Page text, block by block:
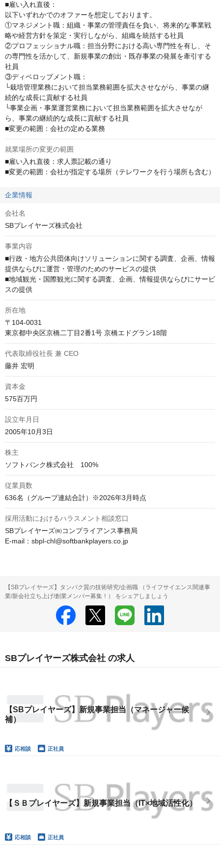
■雇い入れ直後：
以下いずれかでのオファーを想定しております。
①マネジメント職：組織・事業の管理責任を負い、将来的な事業戦
略や経営方針を策定・実行しながら、組織を統括する社員
②プロフェッショナル職：担当分野における高い専門性を有し、そ
の専門性を活かして、新規事業の創出・既存事業の発展を牽引する
社員
③ディベロップメント職：
└栽培管理業務において担当業務範囲を拡大させながら、事業の継
続的な成長に貢献する社員
└事業企画・事業運営業務において担当業務範囲を拡大させなが
ら、事業の継続的な成長に貢献する社員
■変更の範囲：会社の定める業務
就業場所の変更の範囲
■雇い入れ直後：求人票記載の通り
■変更の範囲：会社が指定する場所（テレワークを行う場所も含む）
企業情報
会社名
SBプレイヤーズ株式会社
事業内容
■行政・地方公共団体向けソリューションに関する調査、企画、情報
提供ならびに運営・管理のためのサービスの提供
■地域観光・国際観光に関する調査、企画、情報提供ならびにサービ
スの提供
所在地
〒104-0031
東京都中央区京橋二丁目2番1号 京橋エドグラン18階
代表取締役社長 兼 CEO
藤井 宏明
資本金
575百万円
設立年月日
2005年10月3日
株主
ソフトバンク株式会社　100%
従業員数
636名（グループ連結合計）※2026年3月時点
採用活動におけるハラスメント相談窓口
SBプレイヤーズ㈱コンプライアンス事務局
E-mail：sbpl-chl@softbankplayers.co.jp
【SBプレイヤーズ】タンパク質の技術研究/企画職 （ライフサイエンス関連事
業/新会社立ち上げ/創業メンバー募集！） をシェアしましょう
SBプレイヤーズ株式会社 の求人
【SBプレイヤーズ】新規事業担当（マネージャー候
補）
応相談 正社員
【ＳＢプレイヤーズ】新規事業担当（IT×地域活性化）
応相談 正社員